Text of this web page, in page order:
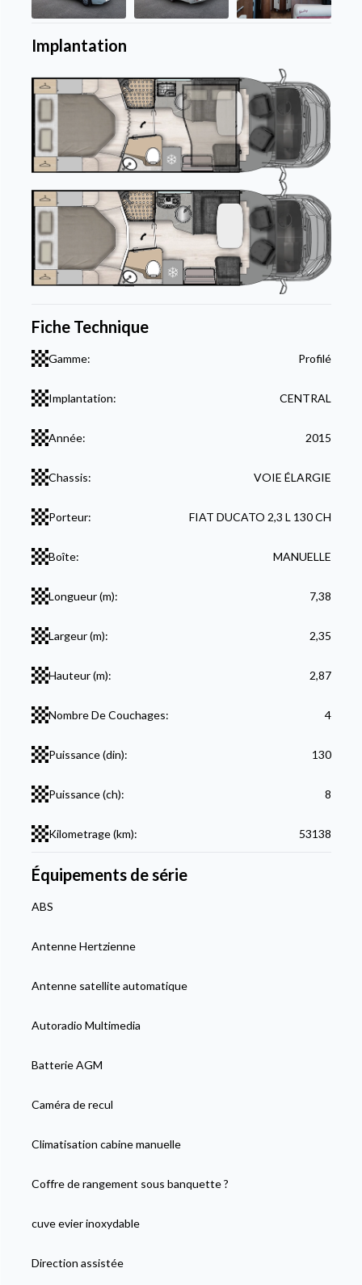
Implantation
Fiche Technique
Gamme: Profilé
Implantation: CENTRAL
Année: 2015
Chassis: VOIE ÉLARGIE
Porteur: FIAT DUCATO 2,3 L 130 CH
Boîte: MANUELLE
Longueur (m): 7,38
Largeur (m): 2,35
Hauteur (m): 2,87
Nombre De Couchages: 4
Puissance (din): 130
Puissance (ch): 8
Kilometrage (km): 53138
Équipements de série
ABS
Antenne Hertzienne
Antenne satellite automatique
Autoradio Multimedia
Batterie AGM
Caméra de recul
Climatisation cabine manuelle
Coffre de rangement sous banquette ?
cuve evier inoxydable
Direction assistée